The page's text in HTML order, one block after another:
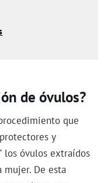
de óvulos?
que
y
los óvulos extraídos
mujer. De esta